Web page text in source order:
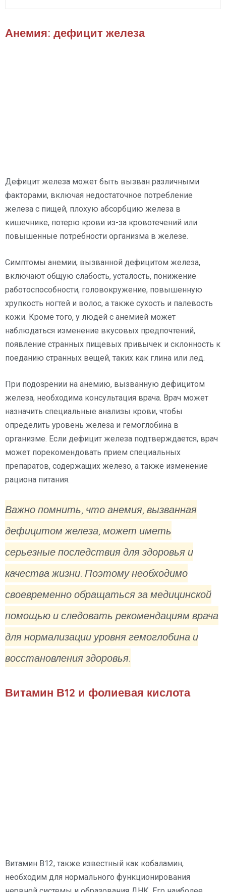
Анемия: дефицит железа
Дефицит железа может быть вызван различными
факторами, включая недостаточное потребление
железа с пищей, плохую абсорбцию железа в
кишечнике, потерю крови из-за кровотечений или
повышенные потребности организма в железе.
Симптомы анемии, вызванной дефицитом железа,
включают общую слабость, усталость, понижение
работоспособности, головокружение, повышенную
хрупкость ногтей и волос, а также сухость и палевость
кожи. Кроме того, у людей с анемией может
наблюдаться изменение вкусовых предпочтений,
появление странных пищевых привычек и склонность к
поеданию странных вещей, таких как глина или лед.
При подозрении на анемию, вызванную дефицитом
железа, необходима консультация врача. Врач может
назначить специальные анализы крови, чтобы
определить уровень железа и гемоглобина в
организме. Если дефицит железа подтверждается, врач
может порекомендовать прием специальных
препаратов, содержащих железо, а также изменение
рациона питания.
Важно помнить, что анемия, вызванная
дефицитом железа, может иметь
серьезные последствия для здоровья и
качества жизни. Поэтому необходимо
своевременно обращаться за медицинской
помощью и следовать рекомендациям врача
для нормализации уровня гемоглобина и
восстановления здоровья.
Витамин В12 и фолиевая кислота
Витамин В12, также известный как кобаламин,
необходим для нормального функционирования